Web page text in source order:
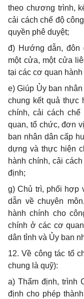
theo chương trình,
cải cách chế độ
quyền phê duyệt;
đ) Hướng dẫn, đôn
một cửa, một cửa
tại các cơ quan
e)Giúp Ủy ban
chung kết quả thực
chính, cải cách
quan, tổ chức, đơn
ban nhân dân cấp
dựng và thực hiện
hành chính, cải
định;
g) Chủ trì, phối hợp
dẫn về chuyên
hành chính cho
chính ở các cơ
dân tỉnh và Ủy ban
12.Về công tác tổ
chung là quỹ):
a) Thẩm định, trình
định cho phép